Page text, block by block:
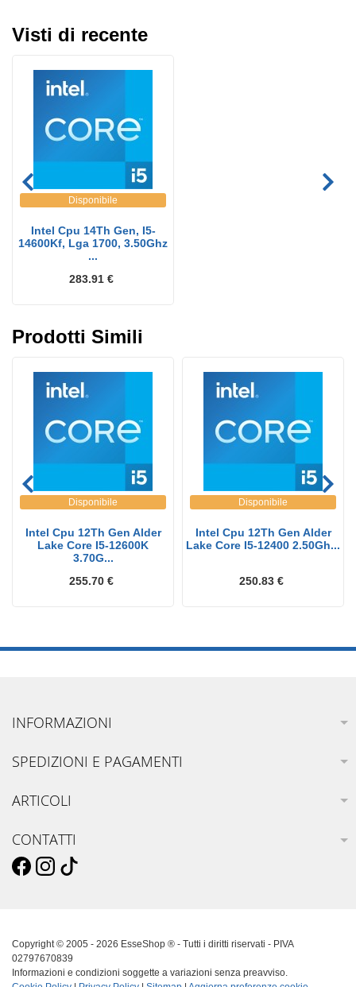
Visti di recente
Disponibile
Intel Cpu 14Th Gen, I5-
14600Kf, Lga 1700, 3.50Ghz
...
283.91 €
Prodotti Simili
Disponibile
Intel Cpu 12Th Gen Alder
Lake Core I5-12600K
3.70G...
255.70 €
Disponibile
Intel Cpu 12Th Gen Alder
Lake Core I5-12400 2.50Gh...
250.83 €
INFORMAZIONI
SPEDIZIONI E PAGAMENTI
ARTICOLI
CONTATTI
Copyright © 2005 - 2026 EsseShop ® - Tutti i diritti riservati - PIVA
02797670839
Informazioni e condizioni soggette a variazioni senza preavviso.